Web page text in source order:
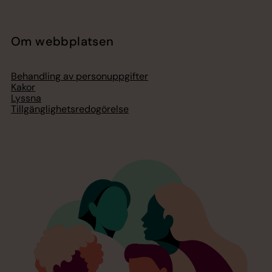
Om webbplatsen
Behandling av personuppgifter
Kakor
Lyssna
Tillgänglighetsredogörelse